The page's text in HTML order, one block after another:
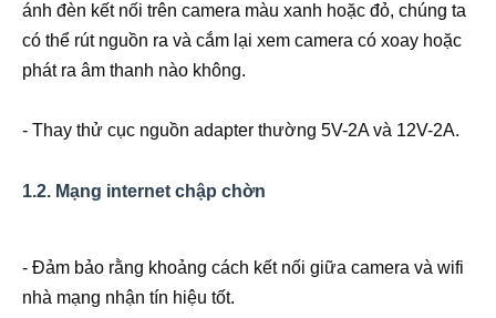
ánh đèn kết nối trên camera màu xanh hoặc đỏ, chúng ta
có thể rút nguồn ra và cắm lại xem camera có xoay hoặc
phát ra âm thanh nào không.
- Thay thử cục nguồn adapter thường 5V-2A và 12V-2A.
1.2. Mạng internet chập chờn
- Đảm bảo rằng khoảng cách kết nối giữa camera và wifi
nhà mạng nhận tín hiệu tốt.